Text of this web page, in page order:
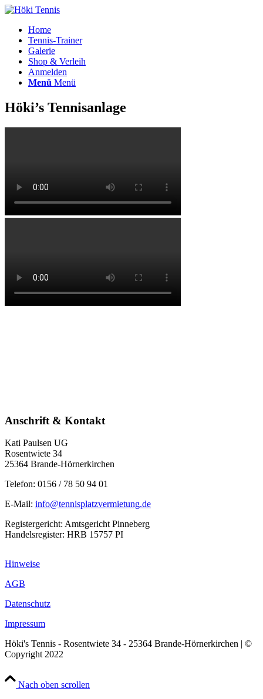
Home
Tennis-Trainer
Galerie
Shop & Verleih
Anmelden
Menü Menü
Höki’s Tennisanlage
Anschrift & Kontakt
Kati Paulsen UG
Rosentwiete 34
25364 Brande-Hörnerkirchen
Telefon: 0156 / 78 50 94 01
E-Mail: info@tennisplatzvermietung.de
Registergericht: Amtsgericht Pinneberg
Handelsregister: HRB 15757 PI
Hinweise
AGB
Datenschutz
Impressum
Höki's Tennis - Rosentwiete 34 - 25364 Brande-Hörnerkirchen | ©
Copyright 2022
Nach oben scrollen